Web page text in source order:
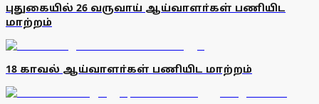
புதுகையில் 26 வருவாய் ஆய்வாளா்கள் பணியிட
மாற்றம்
18 காவல் ஆய்வாளா்கள் பணியிட மாற்றம்